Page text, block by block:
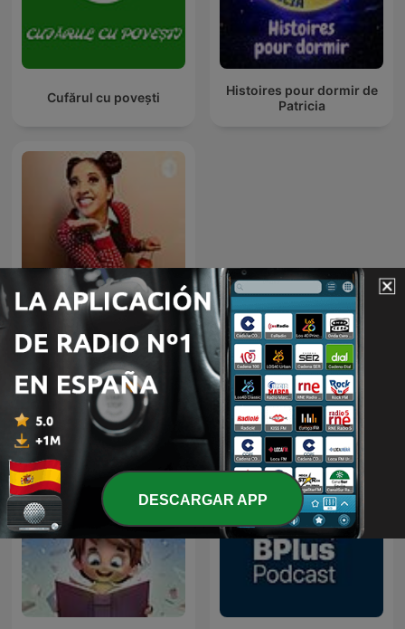
Cufărul cu povești
Histoires pour dormir de
Patricia
Cuentos infantiles - Tacita
Cuenta Cuentos
Más podcasts internacionales de Para toda
la familia
DESCARGAR APP